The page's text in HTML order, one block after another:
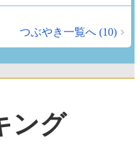
つぶやき一覧へ (10)
ング